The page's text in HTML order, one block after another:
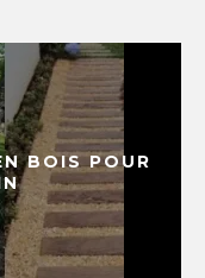
BOIS POUR